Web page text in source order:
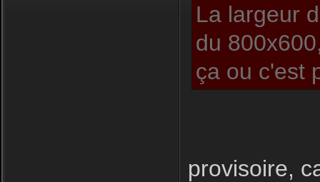
La largeur
du
ça ou c'est
provisoire,